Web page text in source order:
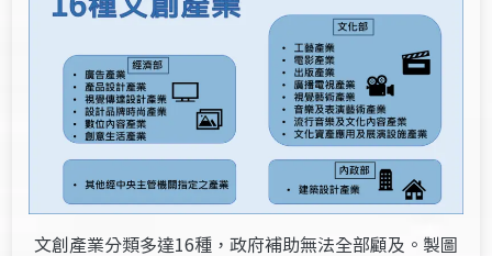
文創產業分類多達16種，政府補助無法全部顧及。製圖